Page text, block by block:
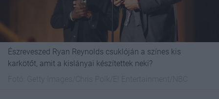
Észreveszed Ryan Reynolds csuklóján a színes kis
karkötőt, amit a kislányai készítettek neki?